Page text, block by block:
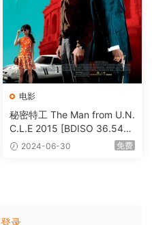
电影
秘密特工 The Man from U.N.
C.L.E 2015 [BDISO 36.54G
B] 2024-06-30 免费